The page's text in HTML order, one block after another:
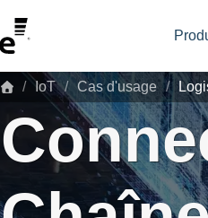
IoT Cas d'usage